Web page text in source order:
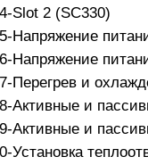
Slot 2 (SC330)
Напряжение
Напряжение
Перегрев и
Активные и
Активные и
Установка